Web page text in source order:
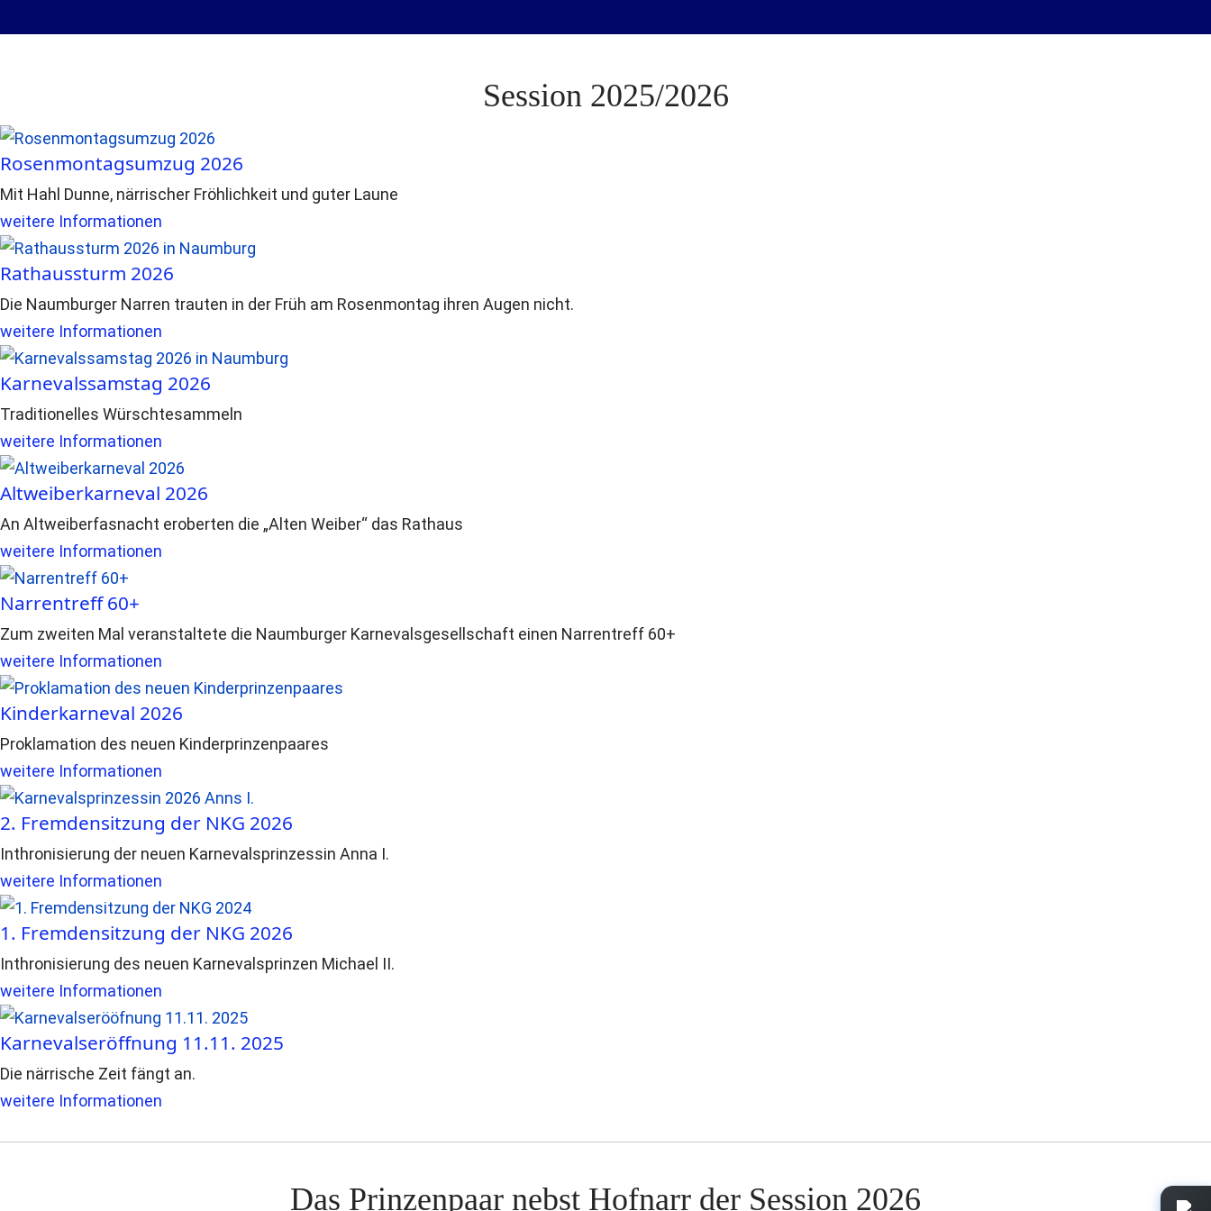
Session 2025/2026
Rosenmontagsumzug 2026
Mit Hahl Dunne, närrischer Fröhlichkeit und guter Laune
weitere Informationen
Rathaussturm 2026
Die Naumburger Narren trauten in der Früh am Rosenmontag ihren Augen nicht.
weitere Informationen
Karnevalssamstag 2026
Traditionelles Würschtesammeln
weitere Informationen
Altweiberkarneval 2026
An Altweiberfasnacht eroberten die „Alten Weiber“ das Rathaus
weitere Informationen
Narrentreff 60+
Zum zweiten Mal veranstaltete die Naumburger Karnevalsgesellschaft einen Narrentreff 60+
weitere Informationen
Kinderkarneval 2026
Proklamation des neuen Kinderprinzenpaares
weitere Informationen
2. Fremdensitzung der NKG 2026
Inthronisierung der neuen Karnevalsprinzessin Anna I.
weitere Informationen
1. Fremdensitzung der NKG 2026
Inthronisierung des neuen Karnevalsprinzen Michael II.
weitere Informationen
Karnevalseröffnung 11.11. 2025
Die närrische Zeit fängt an.
weitere Informationen
Das Prinzenpaar nebst Hofnarr der Session 2026